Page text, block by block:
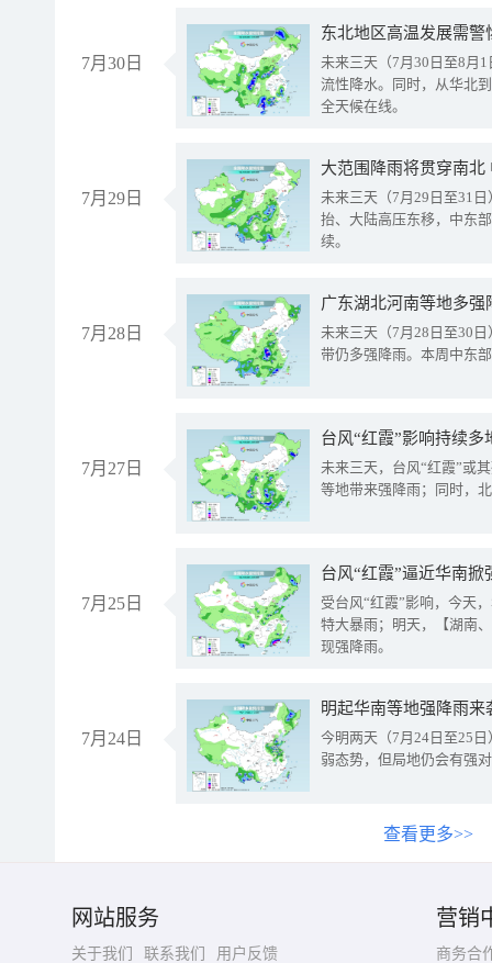
7月30日
东北地区高温发展需
未来三天（7月30日至8月
流性降水。同时，从华北
全天候在线。
7月29日
大范围降雨将贯穿南
未来三天（7月29日至31
抬、大陆高压东移，中东
续。
7月28日
广东湖北河南等地多
未来三天（7月28日至30
带仍多强降雨。本周中东
7月27日
台风“红霞”影响持续
未来三天，台风“红霞”或
等地带来强降雨；同时，
7月25日
台风“红霞”逼近华南
受台风“红霞”影响，今天
特大暴雨；明天，【湖南
现强降雨。
7月24日
明起华南等地强降雨
今明两天（7月24日至25
弱态势，但局地仍会有强
查看更多>>
网站服务
关于我们 联系我们
用户反馈
营销
商务合